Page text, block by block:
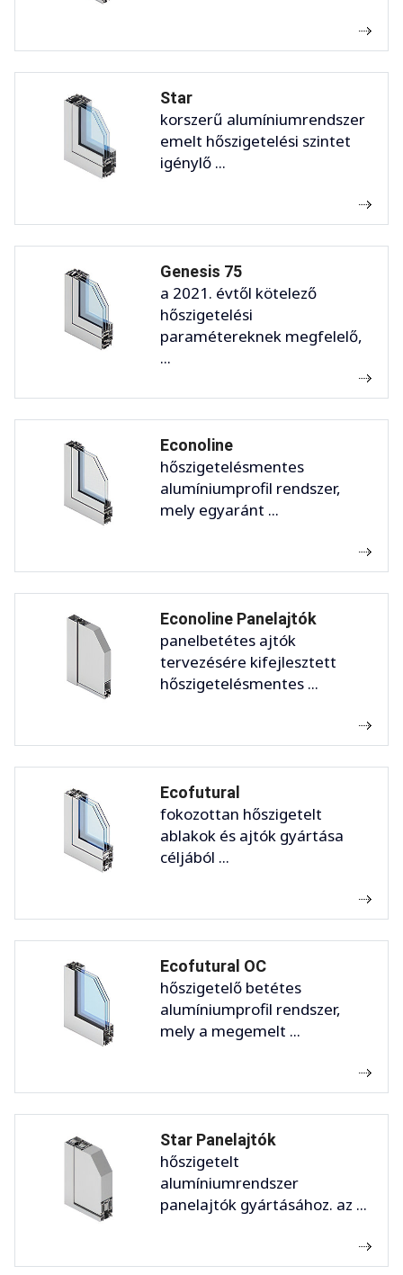
Star
korszerű alumíniumrendszer
emelt hőszigetelési szintet
igénylő ...
Genesis 75
a 2021. évtől kötelező
hőszigetelési
paramétereknek megfelelő,
...
Econoline
hőszigetelésmentes
alumíniumprofil rendszer,
mely egyaránt ...
Econoline Panelajtók
panelbetétes ajtók
tervezésére kifejlesztett
hőszigetelésmentes ...
Ecofutural
fokozottan hőszigetelt
ablakok és ajtók gyártása
céljából ...
Ecofutural OC
hőszigetelő betétes
alumíniumprofil rendszer,
mely a megemelt ...
Star Panelajtók
hőszigetelt
alumíniumrendszer
panelajtók gyártásához. az ...